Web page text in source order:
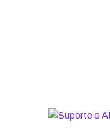
Segurança